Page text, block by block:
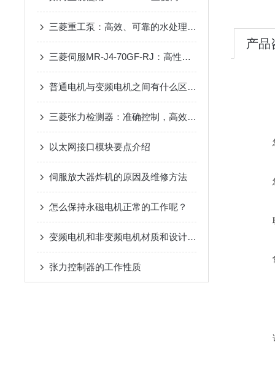
三菱重工泵：高效、可靠的水处理解决方案
三菱伺服MR-J4-70GF-RJ：高性能伺服驱动解决方案
普通电机与变频电机之间有什么区别！
三菱张力检测器：准确控制，高效生产的得力助手
以太网接口模块要点介绍
伺服放大器炸机的原因及维修方法
怎么保持永磁电机正常的工作呢？
变频电机和非变频电机材质和设计的不同之处
张力控制器的工作性质
产品